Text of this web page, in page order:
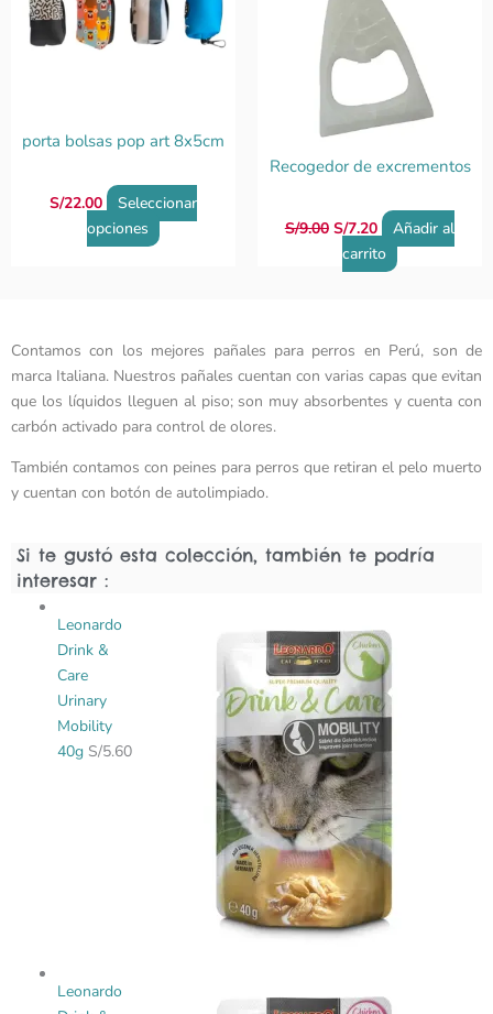
porta bolsas pop art 8x5cm
S/22.00
Seleccionar
opciones
variantes.
Las
elegir
la
página
de
Recogedor de excrementos
S/9.00 S/7.20
Añadir al
carrito
Contamos con los mejores pañales para perros en Perú, son de
marca Italiana. Nuestros pañales cuentan con varias capas que evitan
que los líquidos lleguen al piso; son muy absorbentes y cuenta con
carbón activado para control de olores.
También contamos con peines para perros que retiran el pelo muerto
y cuentan con botón de autolimpiado.
Si te gustó esta colección, también te podría
interesar :
Leonardo
Drink &
Care
Urinary
Mobility
40g S/5.60
Leonardo